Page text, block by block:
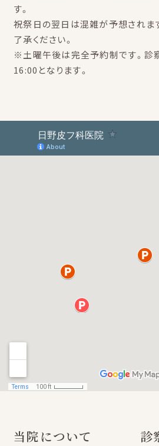
す。
祝祭日の翌日は混雑が予想されま
了承ください。
※土曜午後は完全予約制です。診
16:00となります。
当院について 診